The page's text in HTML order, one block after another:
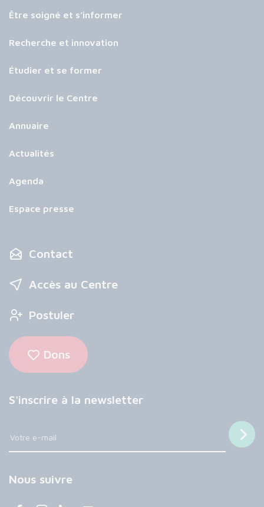
Être soigné et s’informer
Recherche et innovation
Étudier et se former
Découvrir le Centre
Annuaire
Actualités
Agenda
Espace presse
Contact
Accès au Centre
Postuler
Dons
S'inscrire à la newsletter
Nous suivre